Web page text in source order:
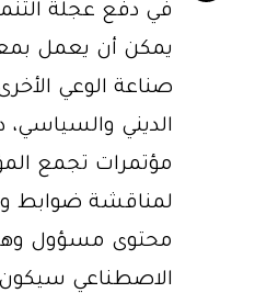
في دفع عجلة
يمكن أن يعمل
صناعة الوعي
الديني والسياسي،
مؤتمرات تجمع
لمناقشة ضوابط
محتوى مسؤول
الاصطناعي سيكون